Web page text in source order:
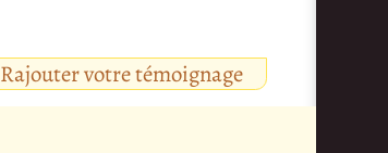
Rajouter votre témoignage